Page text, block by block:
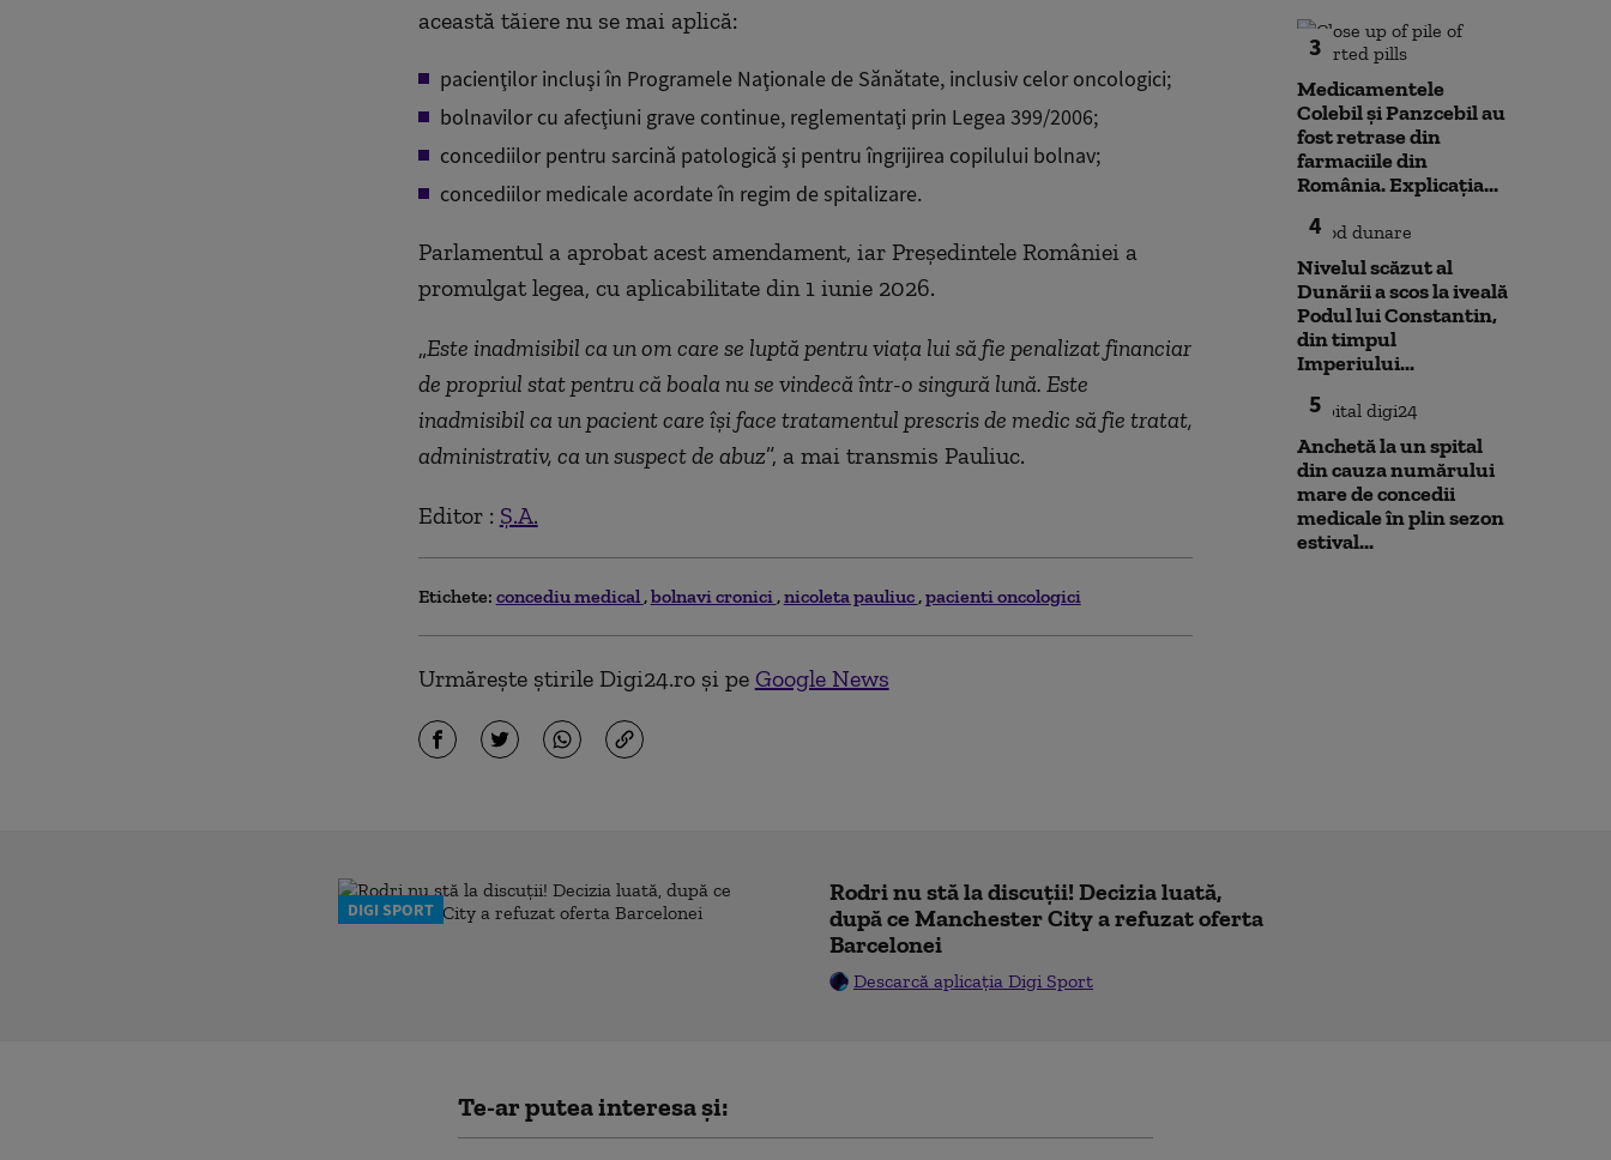
această tăiere nu se mai aplică:
pacienţilor incluşi în Programele Naţionale de Sănătate, inclusiv celor oncologici;
bolnavilor cu afecţiuni grave continue, reglementaţi prin Legea 399/2006;
concediilor pentru sarcină patologică şi pentru îngrijirea copilului bolnav;
concediilor medicale acordate în regim de spitalizare.
Parlamentul a aprobat acest amendament, iar Preşedintele României a
promulgat legea, cu aplicabilitate din 1 iunie 2026.
„Este inadmisibil ca un om care se luptă pentru viaţa lui să fie penalizat financiar
de propriul stat pentru că boala nu se vindecă într-o singură lună. Este
inadmisibil ca un pacient care îşi face tratamentul prescris de medic să fie tratat,
administrativ, ca un suspect de abuz”, a mai transmis Pauliuc.
Editor : Ș.A.
Etichete: concediu medical bolnavi cronici nicoleta pauliuc pacienti oncologici
Urmărește știrile Digi24.ro și pe Google News
3
Medicamentele
Colebil și Panzcebil au
fost retrase din
farmaciile din
România. Explicația...
4
Nivelul scăzut al
Dunării a scos la iveală
Podul lui Constantin,
din timpul
Imperiului...
5
Anchetă la un spital
din cauza numărului
mare de concedii
medicale în plin sezon
estival...
DIGI SPORT
Rodri nu stă la discuții! Decizia luată,
după ce Manchester City a refuzat oferta
Barcelonei
Descarcă aplicația Digi Sport
Te-ar putea interesa și: